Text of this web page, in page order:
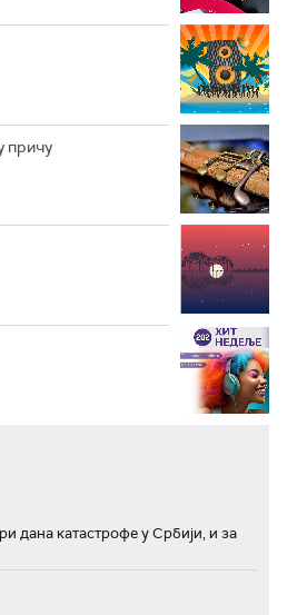
РАДИО ЏЕЗЕР
причу
дана катастрофе у Србији, и за